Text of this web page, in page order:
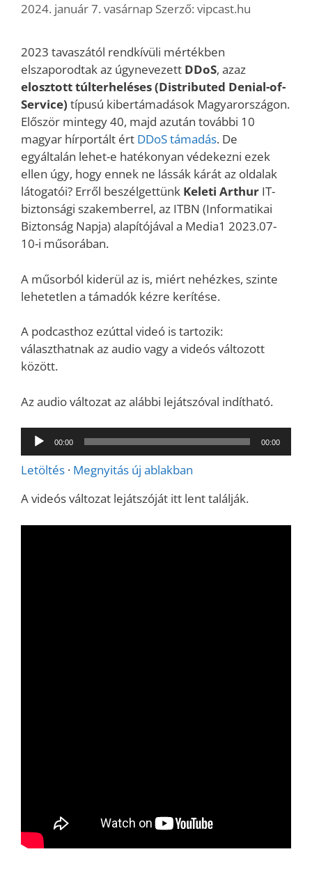
2024. január 7. vasárnap Szerző: vipcast.hu
2023 tavaszától rendkívüli mértékben
elszaporodtak az úgynevezett DDoS, azaz
elosztott túlterheléses (Distributed Denial-of-
Service) típusú kibertámadások Magyarországon.
Először mintegy 40, majd azután további 10
magyar hírportált ért DDoS támadás. De
egyáltalán lehet-e hatékonyan védekezni ezek
ellen úgy, hogy ennek ne lássák kárát az oldalak
látogatói? Erről beszélgettünk Keleti Arthur IT-
biztonsági szakemberrel, az ITBN (Informatikai
Biztonság Napja) alapítójával a Media1 2023.07-
10-i műsorában.
A műsorból kiderül az is, miért nehézkes, szinte
lehetetlen a támadók kézre kerítése.
A podcasthoz ezúttal videó is tartozik:
választhatnak az audio vagy a videós változott
között.
Az audio változat az alábbi lejátszóval indítható.
Audió
lejátszó
00:00 00:00
Letöltés · Megnyitás új ablakban
A videós változat lejátszóját itt lent találják.